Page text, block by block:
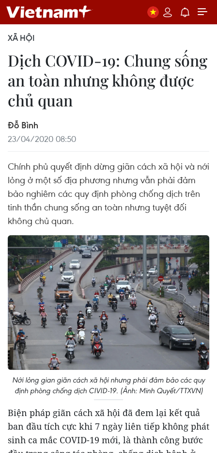
XÃ HỘI
Dịch COVID-19: Chung sống
an toàn nhưng không được
chủ quan
Đỗ Bình
23/04/2020 08:50
Chính phủ quyết định dừng giãn cách xã hội và nới
lỏng ở một số địa phương nhưng vẫn phải đảm
bảo nghiêm các quy định phòng chống dịch trên
tinh thần chung sống an toàn nhưng tuyệt đối
không chủ quan.
Nới lỏng gian giãn cách xã hội nhưng phải đảm bảo các quy
định phòng chống dịch CIVID-19. (Ảnh: Minh Quyết/TTXVN)
Biện pháp giãn cách xã hội đã đem lại kết quả
ban đầu tích cực khi 7 ngày liên tiếp không phát
sinh ca mắc COVID-19 mới, là thành công bước